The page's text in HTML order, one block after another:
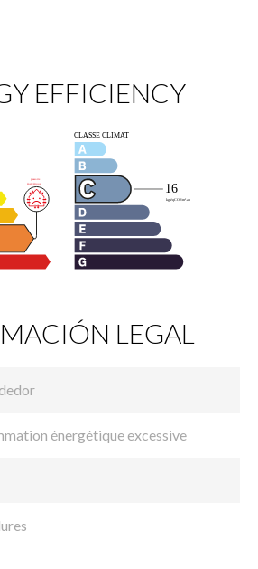
EFFICIENCY
LEGAL
énergétique excessive